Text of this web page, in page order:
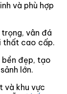
và phù hợp
vân đá
thất cao cấp.
đẹp, tạo
lớn.
và khu vực